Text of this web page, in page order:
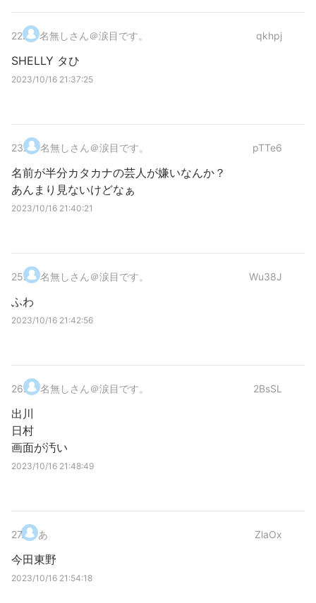
22. 名無しさん＠涙目です。 qkhpj
SHELLY タひ
2023/10/16 21:37:25
23. 名無しさん＠涙目です。 pTTe6
名前が半分カタカナの芸人が嫌いなんか？
あんまり見ないけどなぁ
2023/10/16 21:40:21
25. 名無しさん＠涙目です。 Wu38J
ふわ
2023/10/16 21:42:56
26. 名無しさん＠涙目です。 2BsSL
出川
日村
画面が汚い
2023/10/16 21:48:49
27. あ ZlaOx
今田東野
2023/10/16 21:54:18